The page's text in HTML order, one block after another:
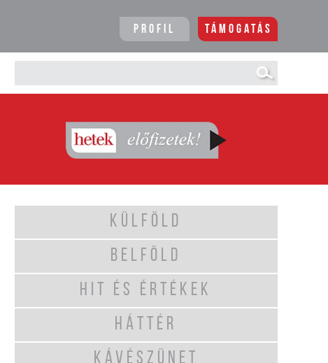
Profil Támogatás
KÜLFÖLD
BELFÖLD
HIT ÉS ÉRTÉKEK
HÁTTÉR
KÁVÉSZÜNET